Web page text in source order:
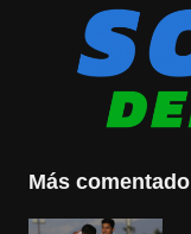
Más comentado